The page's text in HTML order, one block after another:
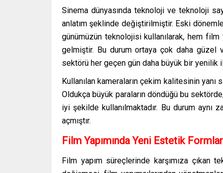
Sinema dünyasında teknoloji ve teknoloji
anlatım şeklinde değiştirilmiştir. Eski
günümüzün teknolojisi kullanılarak, hem
gelmiştir. Bu durum ortaya çok daha güzel
sektörü her geçen gün daha büyük bir yenilik
Kullanılan kameraların çekim kalitesinin yanı
Oldukça büyük paraların döndüğü bu
iyi şekilde kullanılmaktadır. Bu durum aynı
açmıştır.
Film Yapımında Yeni Estetik
Film yapım süreçlerinde karşımıza çıkan